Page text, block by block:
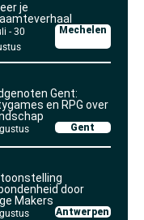
je
- 30
Mechelen
Gent:
en RPG over
Gent
door
Makers
Antwerpen